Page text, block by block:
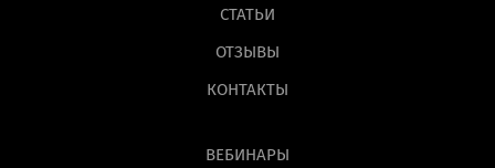
СТАТЬИ
ОТЗЫВЫ
КОНТАКТЫ
ВЕБИНАРЫ